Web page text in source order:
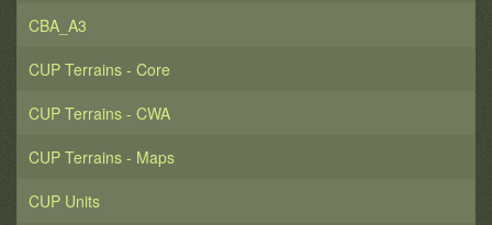
CBA_A3
CUP Terrains - Core
CUP Terrains - CWA
CUP Terrains - Maps
CUP Units